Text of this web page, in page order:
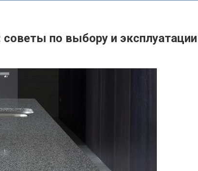
по выбору и эксплуатации